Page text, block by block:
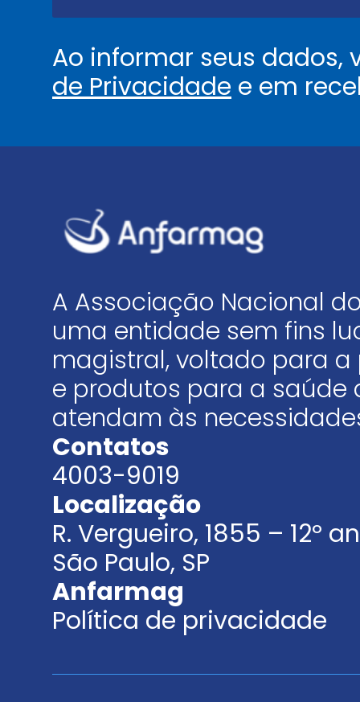
Ao informar seus
de Privacidade e em
A Associação Nacional
uma entidade sem fins
magistral, voltado para
e produtos para a saúde
atendam às
Contatos
4003-9019
Localização
R. Vergueiro, 1855 – 12º
São Paulo, SP
Anfarmag
Política de privacidade